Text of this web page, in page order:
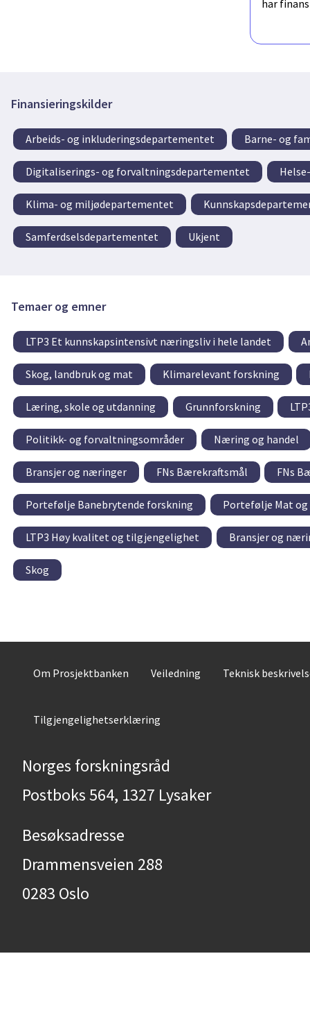
har
Finansieringskilder
Arbeids- og inkluderingsdepartementet Barne- og
Digitaliserings- og forvaltningsdepartementet
Klima- og miljødepartementet
Samferdselsdepartementet Ukjent
Temaer og emner
LTP3 Et kunnskapsintensivt næringsliv i hele landet
Skog, landbruk og mat Klimarelevant forskning
Læring, skole og utdanning Grunnforskning
Politikk- og forvaltningsområder Næring og handel
Bransjer og næringer FNs Bærekraftsmål FNs
Portefølje Banebrytende forskning Portefølje Mat og
LTP3 Høy kvalitet og tilgjengelighet Bransjer og
Skog
Om Prosjektbanken Veiledning Teknisk
Tilgjengelighetserklæring
Norges forskningsråd
Postboks 564, 1327 Lysaker
Besøksadresse
Drammensveien 288
0283 Oslo